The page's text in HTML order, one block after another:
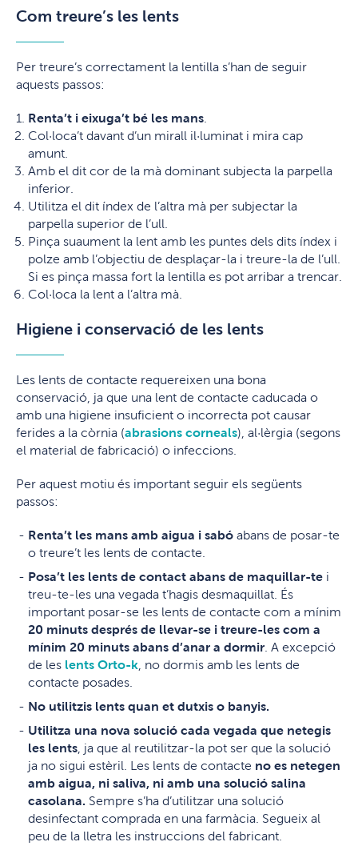
Com treure’s les lents
Per treure’s correctament la lentilla s’han de seguir
aquests passos:
Renta’t i eixuga’t bé les mans
Col·loca’t davant d’un mirall il·luminat i mira cap
amunt.
Amb el dit cor de la mà dominant subjecta la parpella
inferior.
Utilitza el dit índex de l’altra mà per subjectar la
parpella superior de l’ull.
Pinça suaument la lent amb les puntes dels dits índex i
polze amb l’objectiu de desplaçar-la i treure-la de l’ull.
Si es pinça massa fort la lentilla es pot arribar a trencar.
Col·loca la lent a l’altra mà.
Higiene i conservació de les lents
Les lents de contacte requereixen una bona
conservació, ja que una lent de contacte caducada o
amb una higiene insuficient o incorrecta pot causar
ferides a la còrnia (abrasions corneals), al·lèrgia (segons
el material de fabricació) o infeccions.
Per aquest motiu és important seguir els següents
passos:
Renta’t les mans amb aigua i sabó abans de posar-te
o treure’t les lents de contacte.
Posa’t les lents de contact abans de maquillar-te i
treu-te-les una vegada t’hagis desmaquillat. És
important posar-se les lents de contacte com a mínim
20 minuts després de llevar-se i treure-les com a
mínim 20 minuts abans d’anar a dormir . A excepció
de les lents Orto-k , no dormis amb les lents de
contacte posades.
No utilitzis lents quan et dutxis o banyis.
Utilitza una nova solució cada vegada que netegis
les lents , ja que al reutilitzar-la pot ser que la solució
ja no sigui estèril. Les lents de contacte no es netegen
amb aigua, ni saliva, ni amb una solució salina
casolana. Sempre s’ha d’utilitzar una solució
desinfectant comprada en una farmàcia. Segueix al
peu de la lletra les instruccions del fabricant.